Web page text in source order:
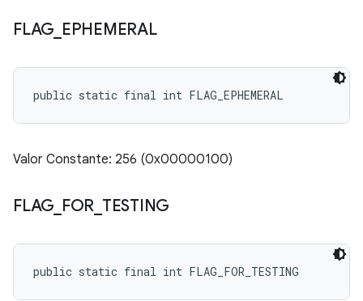
FLAG EPHEMERAL
public static final int FLAG_EPHEMERAL
Valor Constante: 256 (0x00000100)
FLAG FOR TESTING
public static final int FLAG_FOR_TESTING